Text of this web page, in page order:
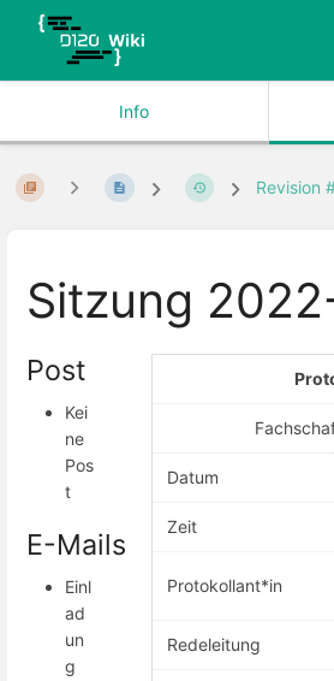
Info
Revision
Sitzung
Datum
Zeit
Protokollant*in
Redeleitung
Post
Kei
ne
Pos
t
E-Mails
Einl
ad
un
g